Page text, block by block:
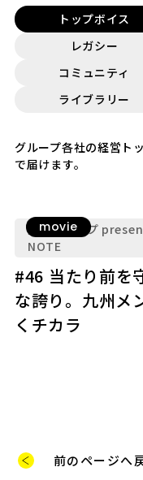
トップボイス
レガシー
コミュニティ
ライブラリー
グループ各社の経営ト
で届けます。
movie
九電グループ
NOTE
#46 当たり前を
な誇り。九州メ
くチカラ
前のページへ